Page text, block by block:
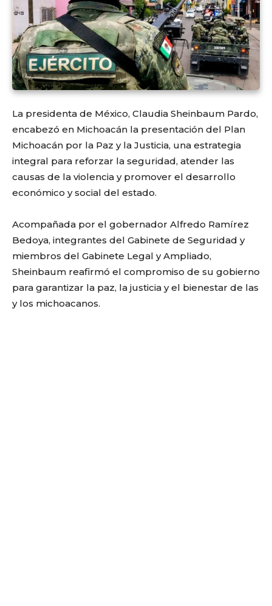
La presidenta de México, Claudia Sheinbaum Pardo,
encabezó en Michoacán la presentación del Plan
Michoacán por la Paz y la Justicia, una estrategia
integral para reforzar la seguridad, atender las
causas de la violencia y promover el desarrollo
económico y social del estado.
Acompañada por el gobernador Alfredo Ramírez
Bedoya, integrantes del Gabinete de Seguridad y
miembros del Gabinete Legal y Ampliado,
Sheinbaum reafirmó el compromiso de su gobierno
para garantizar la paz, la justicia y el bienestar de las
y los michoacanos.